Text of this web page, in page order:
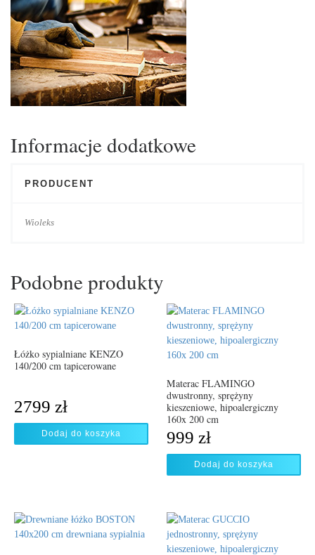
Informacje dodatkowe
PRODUCENT
Wioleks
Podobne produkty
Łóżko sypialniane KENZO
140/200 cm tapicerowane
2799 zł
Dodaj do koszyka
Materac FLAMINGO
dwustronny, sprężyny
kieszeniowe, hipoalergiczny
160x 200 cm
999zł
Dodaj do koszyka